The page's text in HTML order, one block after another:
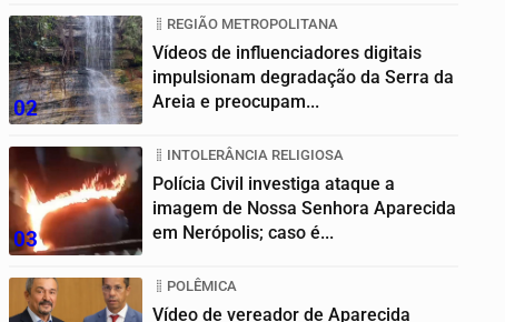
02
REGIÃO METROPOLITANA
Vídeos de influenciadores digitais
impulsionam degradação da Serra da
Areia e preocupam...
03
INTOLERÂNCIA RELIGIOSA
Polícia Civil investiga ataque a
imagem de Nossa Senhora Aparecida
em Nerópolis; caso é...
POLÊMICA
Vídeo de vereador de Aparecida